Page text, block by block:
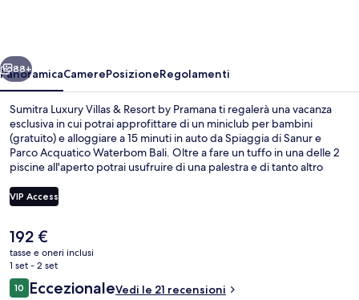
by
Pramana
Avanti
88+
PanoramicaCamerePosizioneRegolamenti
Sumitra Luxury Villas & Resort by Pramana ti regalerà una vacanza
esclusiva in cui potrai approfittare di un miniclub per bambini
(gratuito) e alloggiare a 15 minuti in auto da Spiaggia di Sanur e
Parco Acquatico Waterbom Bali. Oltre a fare un tuffo in una delle 2
piscine all'aperto potrai usufruire di una palestra e di tanto altro
miniclub e biciclette gratuite.
VIP Access
Il
prezzo
attuale
è
192 €
192 €
tasse e oneri inclusi
1 set - 2 set
Recensioni
1010 su 10
EccezionaleVedi le 21 recensioni